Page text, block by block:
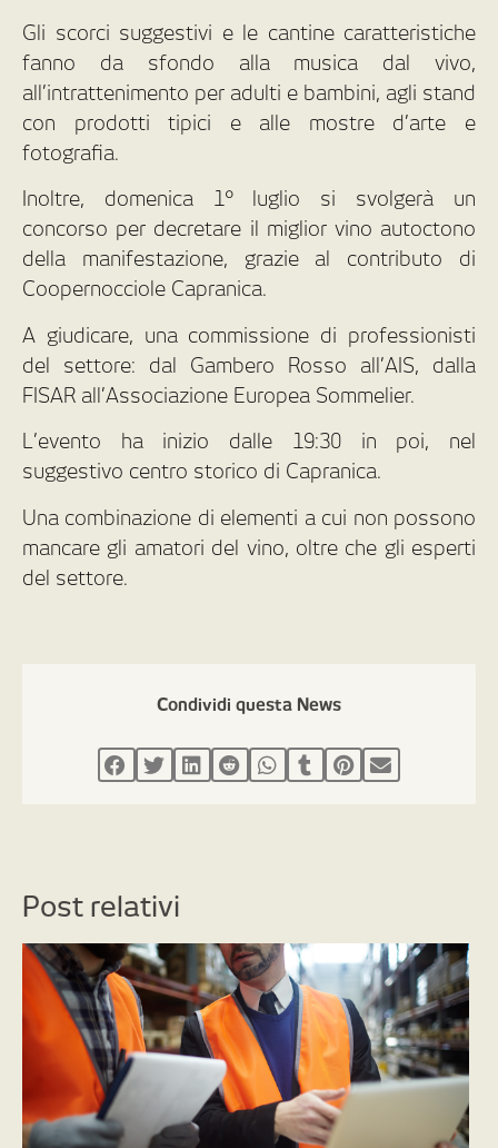
Gli scorci suggestivi e le cantine caratteristiche
fanno da sfondo alla musica dal vivo,
all’intrattenimento per adulti e bambini, agli stand
con prodotti tipici e alle mostre d’arte e
fotografia.
Inoltre, domenica 1° luglio si svolgerà un
concorso per decretare il miglior vino autoctono
della manifestazione, grazie al contributo di
Coopernocciole Capranica.
A giudicare, una commissione di professionisti
del settore: dal Gambero Rosso all’AIS, dalla
FISAR all’Associazione Europea Sommelier.
L’evento ha inizio dalle 19:30 in poi, nel
suggestivo centro storico di Capranica.
Una combinazione di elementi a cui non possono
mancare gli amatori del vino, oltre che gli esperti
del settore.
Condividi questa News
Post relativi